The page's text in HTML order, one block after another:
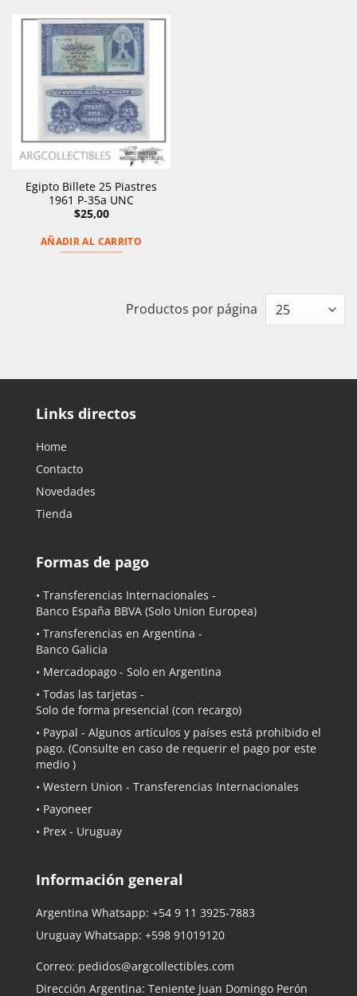
Egipto Billete 25 Piastres
1961 P-35a UNC
$25,00
AÑADIR AL CARRITO
Productos por página
Links directos
Home
Contacto
Novedades
Tienda
Formas de pago
• Transferencias Internacionales -
Banco España BBVA (Solo Union Europea)
• Transferencias en Argentina -
Banco Galicia
• Mercadopago - Solo en Argentina
• Todas las tarjetas -
Solo de forma presencial (con recargo)
• Paypal - Algunos artículos y países está prohibido el
pago. (Consulte en caso de requerir el pago por este
medio )
• Western Union - Transferencias Internacionales
• Payoneer
• Prex - Uruguay
Información general
Argentina Whatsapp: +54 9 11 3925-7883
Uruguay Whatsapp: +598 91019120
Correo: pedidos@argcollectibles.com
Dirección Argentina: Teniente Juan Domingo Perón